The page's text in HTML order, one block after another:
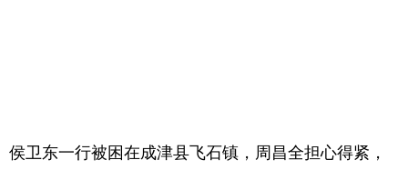
侯卫东一行被困在成津县飞石镇，周昌全担心得紧，